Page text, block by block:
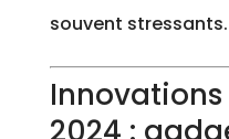
souvent stressants.